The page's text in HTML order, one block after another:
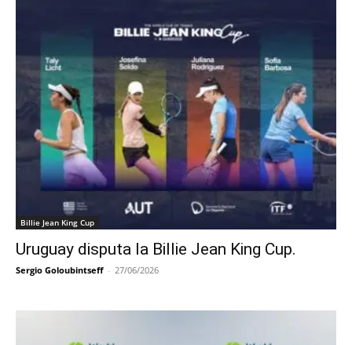
Billie Jean King Cup
Uruguay disputa la Billie Jean King Cup.
Sergio Goloubintseff - 27/06/2026